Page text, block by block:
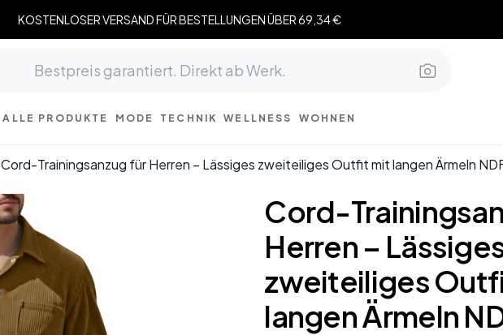
KOSTENLOSER VERSAND FÜR BESTELLUNGEN ÜBER 69,34 €
ALLE PRODUKTE MODE TECHNIK WELLNESS WOHNEN
Cord-Trainingsanzug für Herren – Lässiges zweiteiliges Outfit mit langen Ärmeln
Cord-
Herren –
zweiteiliges
langen Ärmeln